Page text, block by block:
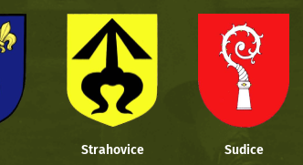
Strahovice Sudice